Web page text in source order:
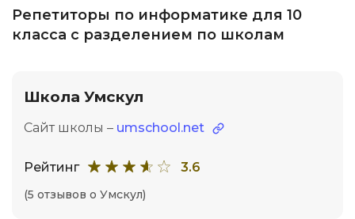
Репетиторы по информатике для 10
класса с разделением по школам
Школа Умскул
Сайт школы – umschool.net
Рейтинг 3.6
(5 отзывов о Умскул)